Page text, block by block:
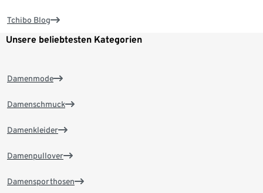
Tchibo Blog
Unsere beliebtesten Kategorien
Damenmode
Damenschmuck
Damenkleider
Damenpullover
Damensporthosen